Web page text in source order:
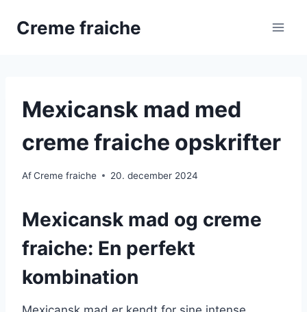
Creme fraiche
Mexicansk mad med
creme fraiche opskrifter
AfCreme fraiche 20. december 2024
Mexicansk mad og creme
fraiche: En perfekt
kombination